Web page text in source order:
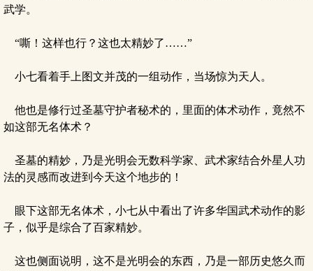
武学。
“嘶！这样也行？这也太精妙了……”
小七看着手上图文并茂的一组动作，当场惊为天人。
他也是修行过圣墓守护者秘术的，里面的体术动作，竟然不
如这部无名体术？
圣墓的精妙，乃是光明会无数科学家、武术家结合外星人功
法的灵感而改进到今天这个地步的！
眼下这部无名体术，小七从中看出了许多华国武术动作的影
子，似乎是综合了百家精妙。
这也侧面说明，这不是光明会的东西，乃是一部历史悠久而